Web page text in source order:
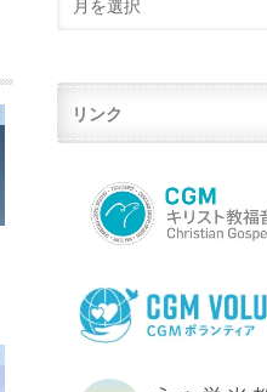
リンク